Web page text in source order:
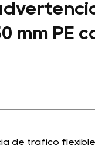
mm PE
de tráfico flexible